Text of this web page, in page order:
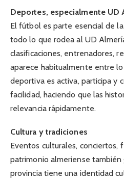
Deportes, especialmente UD
El fútbol es parte esencial de
todo lo que rodea al UD
clasificaciones, entrenadores,
aparece habitualmente entre
deportiva es activa, participa y
facilidad, haciendo que las
relevancia rápidamente.
Cultura y tradiciones
Eventos culturales, conciertos,
patrimonio almeriense también
provincia tiene una identidad